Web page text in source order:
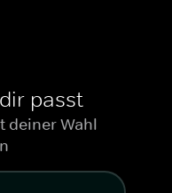
passt
deiner Wahl